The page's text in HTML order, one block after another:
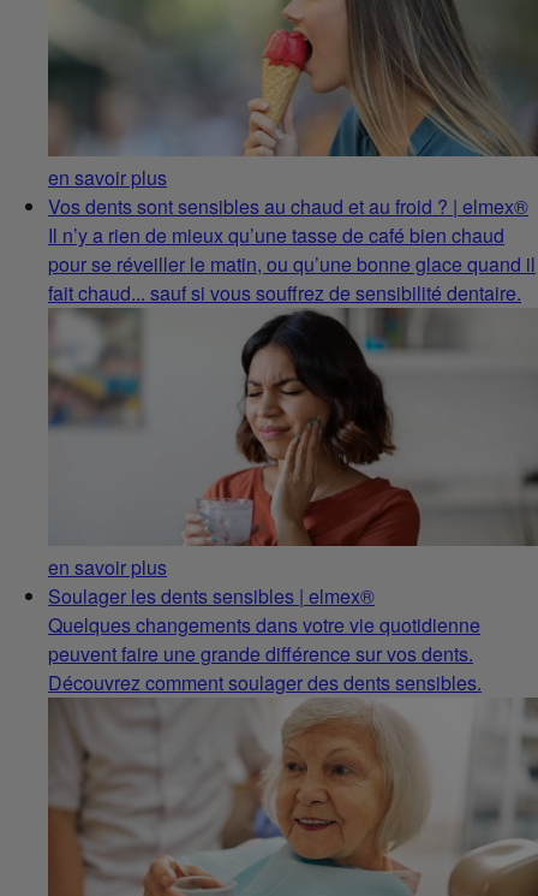
en savoir plus
Vos dents sont sensibles au chaud et au froid ? | elmex®
Il n’y a rien de mieux qu’une tasse de café bien chaud
pour se réveiller le matin, ou qu’une bonne glace quand il
fait chaud... sauf si vous souffrez de sensibilité dentaire.
en savoir plus
Soulager les dents sensibles | elmex®
Quelques changements dans votre vie quotidienne
peuvent faire une grande différence sur vos dents.
Découvrez comment soulager des dents sensibles.